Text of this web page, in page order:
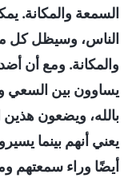
السمعة والمكانة.
الناس، وسيظل كل
والمكانة. ومع أن
يساوون بين السعي
بالله، ويضعون
يعني أنهم بينما
أيضًا وراء سمعتهم